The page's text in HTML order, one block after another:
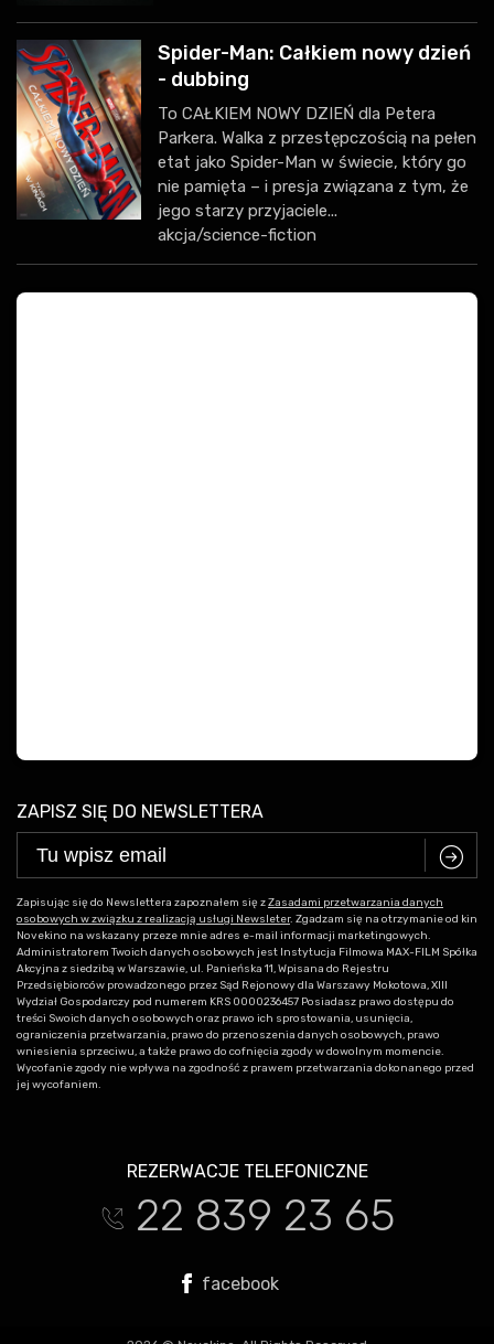
Spider-Man: Całkiem nowy dzień
- dubbing
To CAŁKIEM NOWY DZIEŃ dla Petera
Parkera. Walka z przestępczością na pełen
etat jako Spider-Man w świecie, który go
nie pamięta – i presja związana z tym, że
jego starzy przyjaciele...
akcja/science-fiction
ZAPISZ SIĘ DO NEWSLETTERA
C
Zapisując się do Newslettera zapoznałem się zZasadami przetwarzania danych
osobowych w związku z realizacją usługi Newsleter. Zgadzam się na otrzymanie od kin
Novekino na wskazany przeze mnie adres e-mail informacji marketingowych.
Administratorem Twoich danych osobowych jest Instytucja Filmowa MAX-FILM Spółka
Akcyjna z siedzibą w Warszawie, ul. Panieńska 11, Wpisana do Rejestru
Przedsiębiorców prowadzonego przez Sąd Rejonowy dla Warszawy Mokotowa, XIII
Wydział Gospodarczy pod numerem KRS 0000236457 Posiadasz prawo dostępu do
treści Swoich danych osobowych oraz prawo ich sprostowania, usunięcia,
ograniczenia przetwarzania, prawo do przenoszenia danych osobowych, prawo
wniesienia sprzeciwu, a także prawo do cofnięcia zgody w dowolnym momencie.
Wycofanie zgody nie wpływa na zgodność z prawem przetwarzania dokonanego przed
jej wycofaniem.
REZERWACJE TELEFONICZNE
t 22 839 23 65
facebook